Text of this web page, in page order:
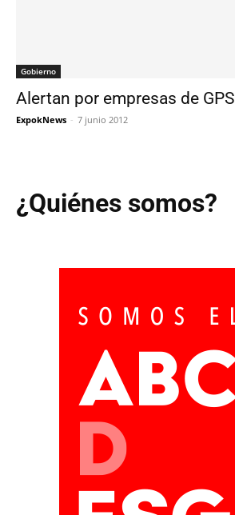
Gobierno
Alertan por empresas de GPS
ExpokNews - 7 junio 2012
¿Quiénes somos?